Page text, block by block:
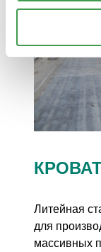
Литейная
для
массивных